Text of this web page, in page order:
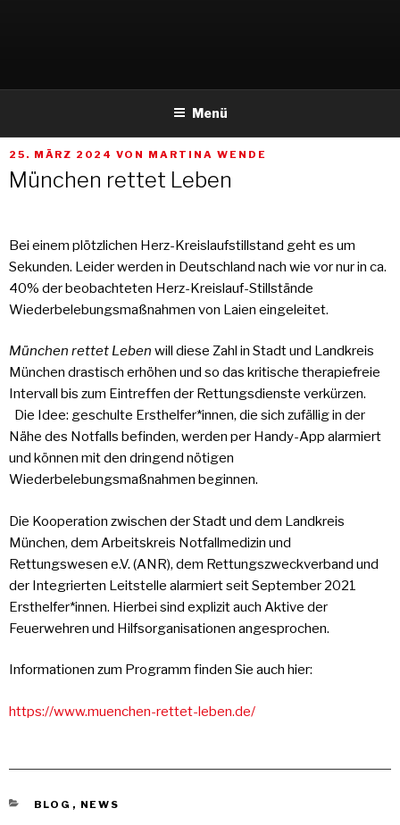
Menü
VERÖFFENTLICHT
AM
25. MÄRZ 2024 VON MARTINA WENDE
München rettet Leben
Bei einem plötzlichen Herz-Kreislaufstillstand geht es um
Sekunden. Leider werden in Deutschland nach wie vor nur in ca.
40% der beobachteten Herz-Kreislauf-Stillstände
Wiederbelebungsmaßnahmen von Laien eingeleitet.
München rettet Leben will diese Zahl in Stadt und Landkreis
München drastisch erhöhen und so das kritische therapiefreie
Intervall bis zum Eintreffen der Rettungsdienste verkürzen.
Die Idee: geschulte Ersthelfer*innen, die sich zufällig in der
Nähe des Notfalls befinden, werden per Handy-App alarmiert
und können mit den dringend nötigen
Wiederbelebungsmaßnahmen beginnen.
Die Kooperation zwischen der Stadt und dem Landkreis
München, dem Arbeitskreis Notfallmedizin und
Rettungswesen e.V. (ANR), dem Rettungszweckverband und
der Integrierten Leitstelle alarmiert seit September 2021
Ersthelfer*innen. Hierbei sind explizit auch Aktive der
Feuerwehren und Hilfsorganisationen angesprochen.
Informationen zum Programm finden Sie auch hier:
https://www.muenchen-rettet-leben.de/
KATEGORIEN
BLOG , NEWS